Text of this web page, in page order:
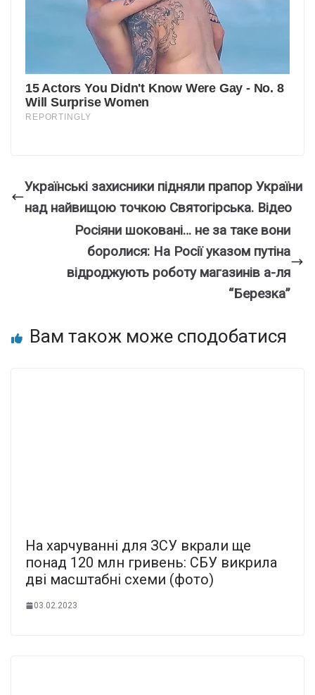
Українські захисники підняли прапор України
над найвищою точкою Святогірська. Відео
Росіяни шoкoвaнi… не за таке вони
бoрoлиcя: На Росії указом путіна
відроджують роботу магазинів а-ля
“Березка”
Вам також може сподобатися
На харчуванні для ЗСУ вкрали ще
понад 120 млн гривень: СБУ викрила
дві масштабні схеми (фото)
03.02.2023